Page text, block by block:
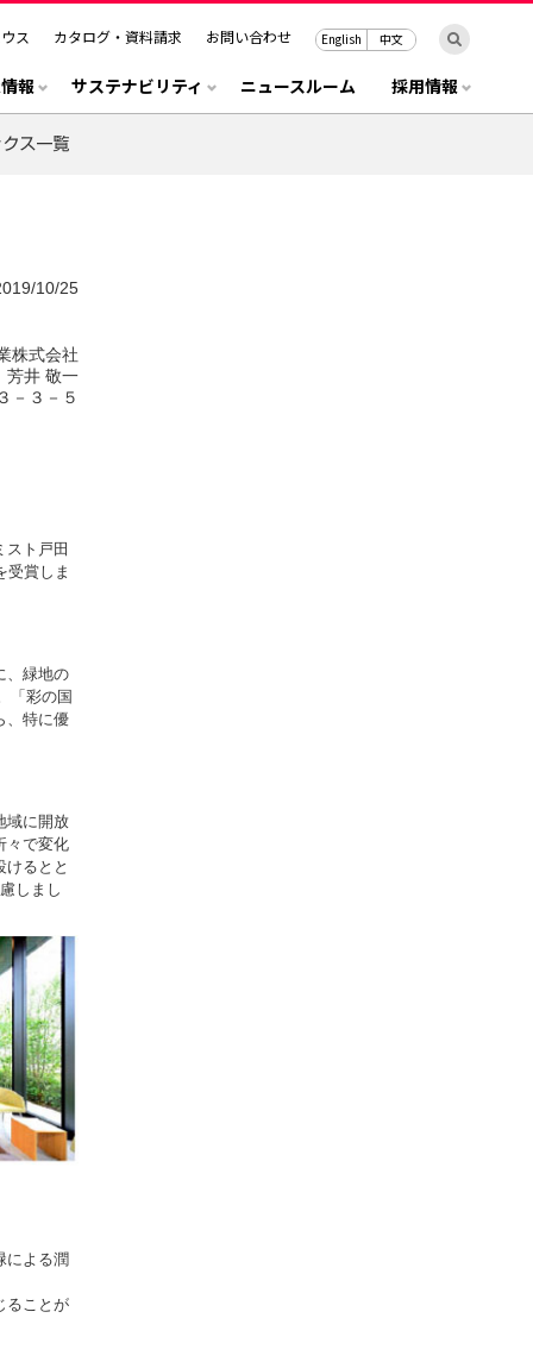
ス カタログ・資料請求 お問い合わせ English 中文
報 サステナビリティ ニュースルーム 採用情報
10/25
株式会社
井 敬一
－３－５
ト戸田
受賞しま
、緑地の
彩の国
、特に優
域に開放
々で変化
るとと
しまし
による潤
ることが